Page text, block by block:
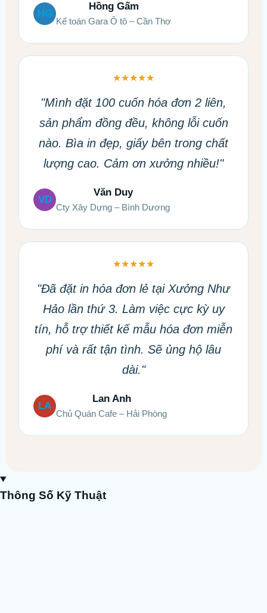
HG
Hồng Gấm
Kế toán Gara Ô tô – Cần Thơ
★★★★★
"Mình đặt 100 cuốn hóa đơn 2 liên,
sản phẩm đồng đều, không lỗi cuốn
nào. Bìa in đẹp, giấy bên trong chất
lượng cao. Cảm ơn xưởng nhiều!"
VD
Văn Duy
Cty Xây Dựng – Bình Dương
★★★★★
"Đã đặt in hóa đơn lẻ tại Xưởng Như
Hảo lần thứ 3. Làm việc cực kỳ uy
tín, hỗ trợ thiết kế mẫu hóa đơn miễn
phí và rất tận tình. Sẽ ủng hộ lâu
dài."
LA
Lan Anh
Chủ Quán Cafe – Hải Phòng
Thông Số Kỹ Thuật